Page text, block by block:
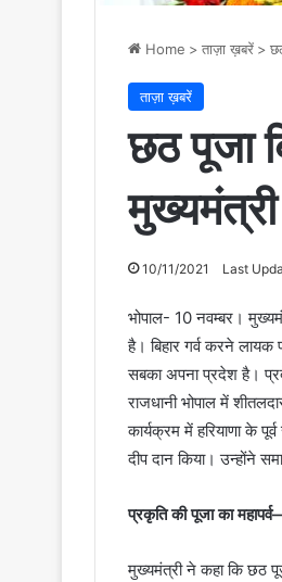
Home > ताज़ा ख़बरें >
ताज़ा ख़बरें
छठ पूजा
10/11/2021 Last
भोपाल- 10 नवम्बर।
है। बिहार गर्व करने
सबका अपना प्रदेश है।
राजधानी भोपाल में
कार्यक्रम में हरियाणा के
दीप दान किया। उन्होंने
प्रकृति की पूजा का
मुख्यमंत्री ने कहा कि छठ